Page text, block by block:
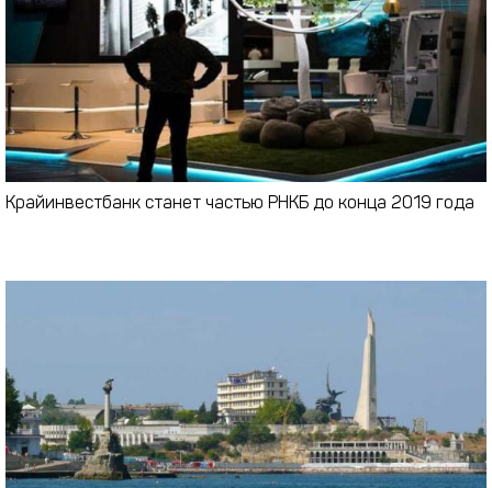
Крайинвестбанк станет частью РНКБ до конца 2019 года